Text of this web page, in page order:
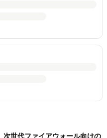
次世代ファイアウォール向けの